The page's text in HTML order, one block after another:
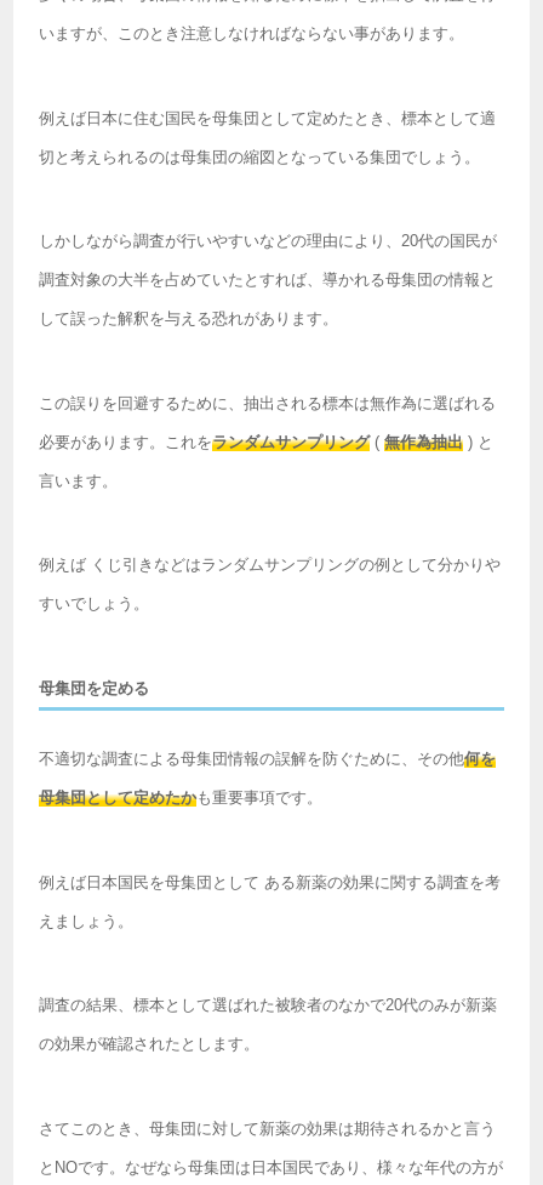
いますが、このとき注意しなければならない事があります。
例えば日本に住む国民を母集団として定めたとき、標本として適
切と考えられるのは母集団の縮図となっている集団でしょう。
しかしながら調査が行いやすいなどの理由により、20代の国民が
調査対象の大半を占めていたとすれば、導かれる母集団の情報と
して誤った解釈を与える恐れがあります。
この誤りを回避するために、抽出される標本は無作為に選ばれる
必要があります。これをランダムサンプリング(無作為抽出 ) と
言います。
例えば くじ引きなどはランダムサンプリングの例として分かりや
すいでしょう。
母集団を定める
不適切な調査による母集団情報の誤解を防ぐために、その他何を
母集団として定めたかも重要事項です。
例えば日本国民を母集団として ある新薬の効果に関する調査を考
えましょう。
調査の結果、標本として選ばれた被験者のなかで20代のみが新薬
の効果が確認されたとします。
さてこのとき、母集団に対して新薬の効果は期待されるかと言う
とNOです。なぜなら母集団は日本国民であり、様々な年代の方が